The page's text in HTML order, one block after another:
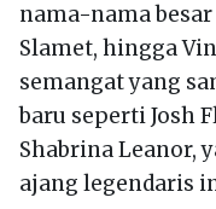
nama-nama
Slamet, hingga
semangat yang
baru seperti Josh
Shabrina Leanor,
ajang legendaris